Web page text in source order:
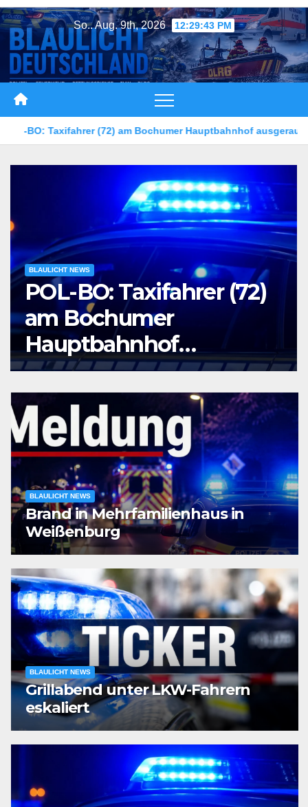
Zum
Inhalt
springen
So.. Aug. 9th, 2026 12:29:46 PM
Hauptbahnhof ausgeraubt – Zeugen gesucht 5-jähriges
BLAULICHT NEWS
POL-BO: Taxifahrer (72)
am Bochumer
Hauptbahnhof
ausgeraubt – Zeugen
gesucht
BLAULICHT NEWS
Brand in Mehrfamilienhaus in
Weißenburg
BLAULICHT NEWS
Grillabend unter LKW-Fahrern
eskaliert